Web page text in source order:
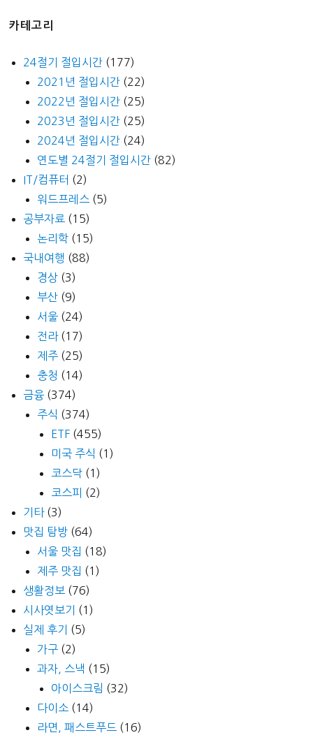
카테고리
24절기 절입시간 (177)
2021년 절입시간 (22)
2022년 절입시간 (25)
2023년 절입시간 (25)
2024년 절입시간 (24)
연도별 24절기 절입시간 (82)
IT/컴퓨터 (2)
워드프레스 (5)
공부자료 (15)
논리학 (15)
국내여행 (88)
경상 (3)
부산 (9)
서울 (24)
전라(17)
제주 (25)
충청 (14)
금융 (374)
주식 (374)
ETF (455)
미국 주식 (1)
코스닥 (1)
코스피 (2)
기타(3)
맛집 탐방 (64)
서울 맛집 (18)
제주 맛집 (1)
생활정보 (76)
시사엿보기
(1)
실제 후기
(5)
가구 (2)
과자, 스낵 (15)
아이스크림 (32)
다이소 (14)
라면, 패스트푸드 (16)